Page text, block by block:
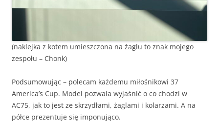
(naklejka z kotem umieszczona na żaglu to znak mojego
zespołu – Chonk)
Podsumowując – polecam każdemu miłośnikowi 37
America’s Cup. Model pozwala wyjaśnić o co chodzi w
AC75, jak to jest ze skrzydłami, żaglami i kolarzami. A na
półce prezentuje się imponująco.